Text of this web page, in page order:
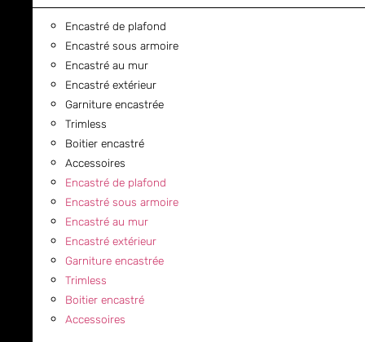
Encastré de plafond
Encastré sous armoire
Encastré au mur
Encastré extérieur
Garniture encastrée
Trimless
Boitier encastré
Accessoires
Encastré de plafond
Encastré sous armoire
Encastré au mur
Encastré extérieur
Garniture encastrée
Trimless
Boitier encastré
Accessoires